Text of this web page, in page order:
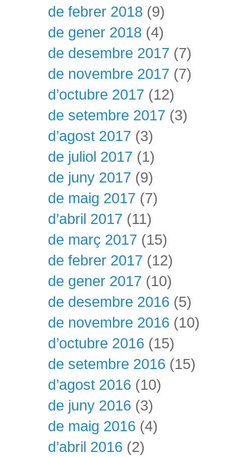
de febrer 2018 (9)
de gener 2018 (4)
de desembre 2017 (7)
de novembre 2017 (7)
d’octubre 2017 (12)
de setembre 2017 (3)
d’agost 2017 (3)
de juliol 2017 (1)
de juny 2017 (9)
de maig 2017 (7)
d’abril 2017 (11)
de març 2017 (15)
de febrer 2017 (12)
de gener 2017 (10)
de desembre 2016 (5)
de novembre 2016 (10)
d’octubre 2016 (15)
de setembre 2016 (15)
d’agost 2016 (10)
de juny 2016 (3)
de maig 2016 (4)
d’abril 2016 (2)